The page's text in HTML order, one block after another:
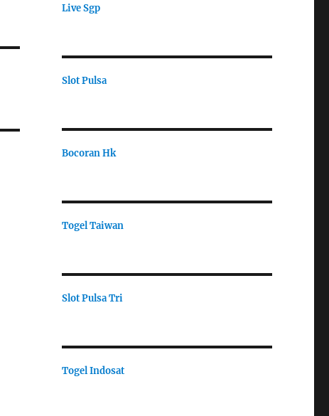
Live Sgp
Slot Pulsa
Bocoran Hk
Togel Taiwan
Slot Pulsa Tri
Togel Indosat